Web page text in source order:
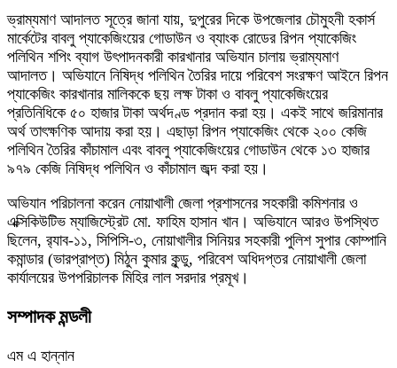
ভ্রাম্যমাণ আদালত সূত্রে জানা যায়, দুপুরের দিকে উপজেলার চৌমুহনী হকার্স
মার্কেটের বাবলু প্যাকেজিংয়ের গোডাউন ও ব্যাংক রোডের রিপন প্যাকেজিং
পলিথিন শপিং ব্যাগ উৎপাদনকারী কারখানার অভিযান চালায় ভ্রাম্যমাণ
আদালত। অভিযানে নিষিদ্ধ পলিথিন তৈরির দায়ে পরিবেশ সংরক্ষণ আইনে রিপন
প্যাকেজিং কারখানার মালিককে ছয় লক্ষ টাকা ও বাবলু প্যাকেজিংয়ের
প্রতিনিধিকে ৫০ হাজার টাকা অর্থদণ্ড প্রদান করা হয়। একই সাথে জরিমানার
অর্থ তাৎক্ষণিক আদায় করা হয়। এছাড়া রিপন প্যাকেজিং থেকে ২০০ কেজি
পলিথিন তৈরির কাঁচামাল এবং বাবলু প্যাকেজিংয়ের গোডাউন থেকে ১৩ হাজার
৯৭৯ কেজি নিষিদ্ধ পলিথিন ও কাঁচামাল জব্দ করা হয়।
অভিযান পরিচালনা করেন নোয়াখালী জেলা প্রশাসনের সহকারী কমিশনার ও
এক্সিকিউটিভ ম্যাজিস্ট্রেট মো. ফাহিম হাসান খান। অভিযানে আরও উপস্থিত
ছিলেন, র‍্যাব-১১, সিপিসি-৩, নোয়াখালীর সিনিয়র সহকারী পুলিশ সুপার কোম্পানি
কমান্ডার (ভারপ্রাপ্ত) মিঠুন কুমার কুন্ডু, পরিবেশ অধিদপ্তর নোয়াখালী জেলা
কার্যালয়ের উপপরিচালক মিহির লাল সরদার প্রমূখ।
সম্পাদক মন্ডলী
এম এ হান্নান